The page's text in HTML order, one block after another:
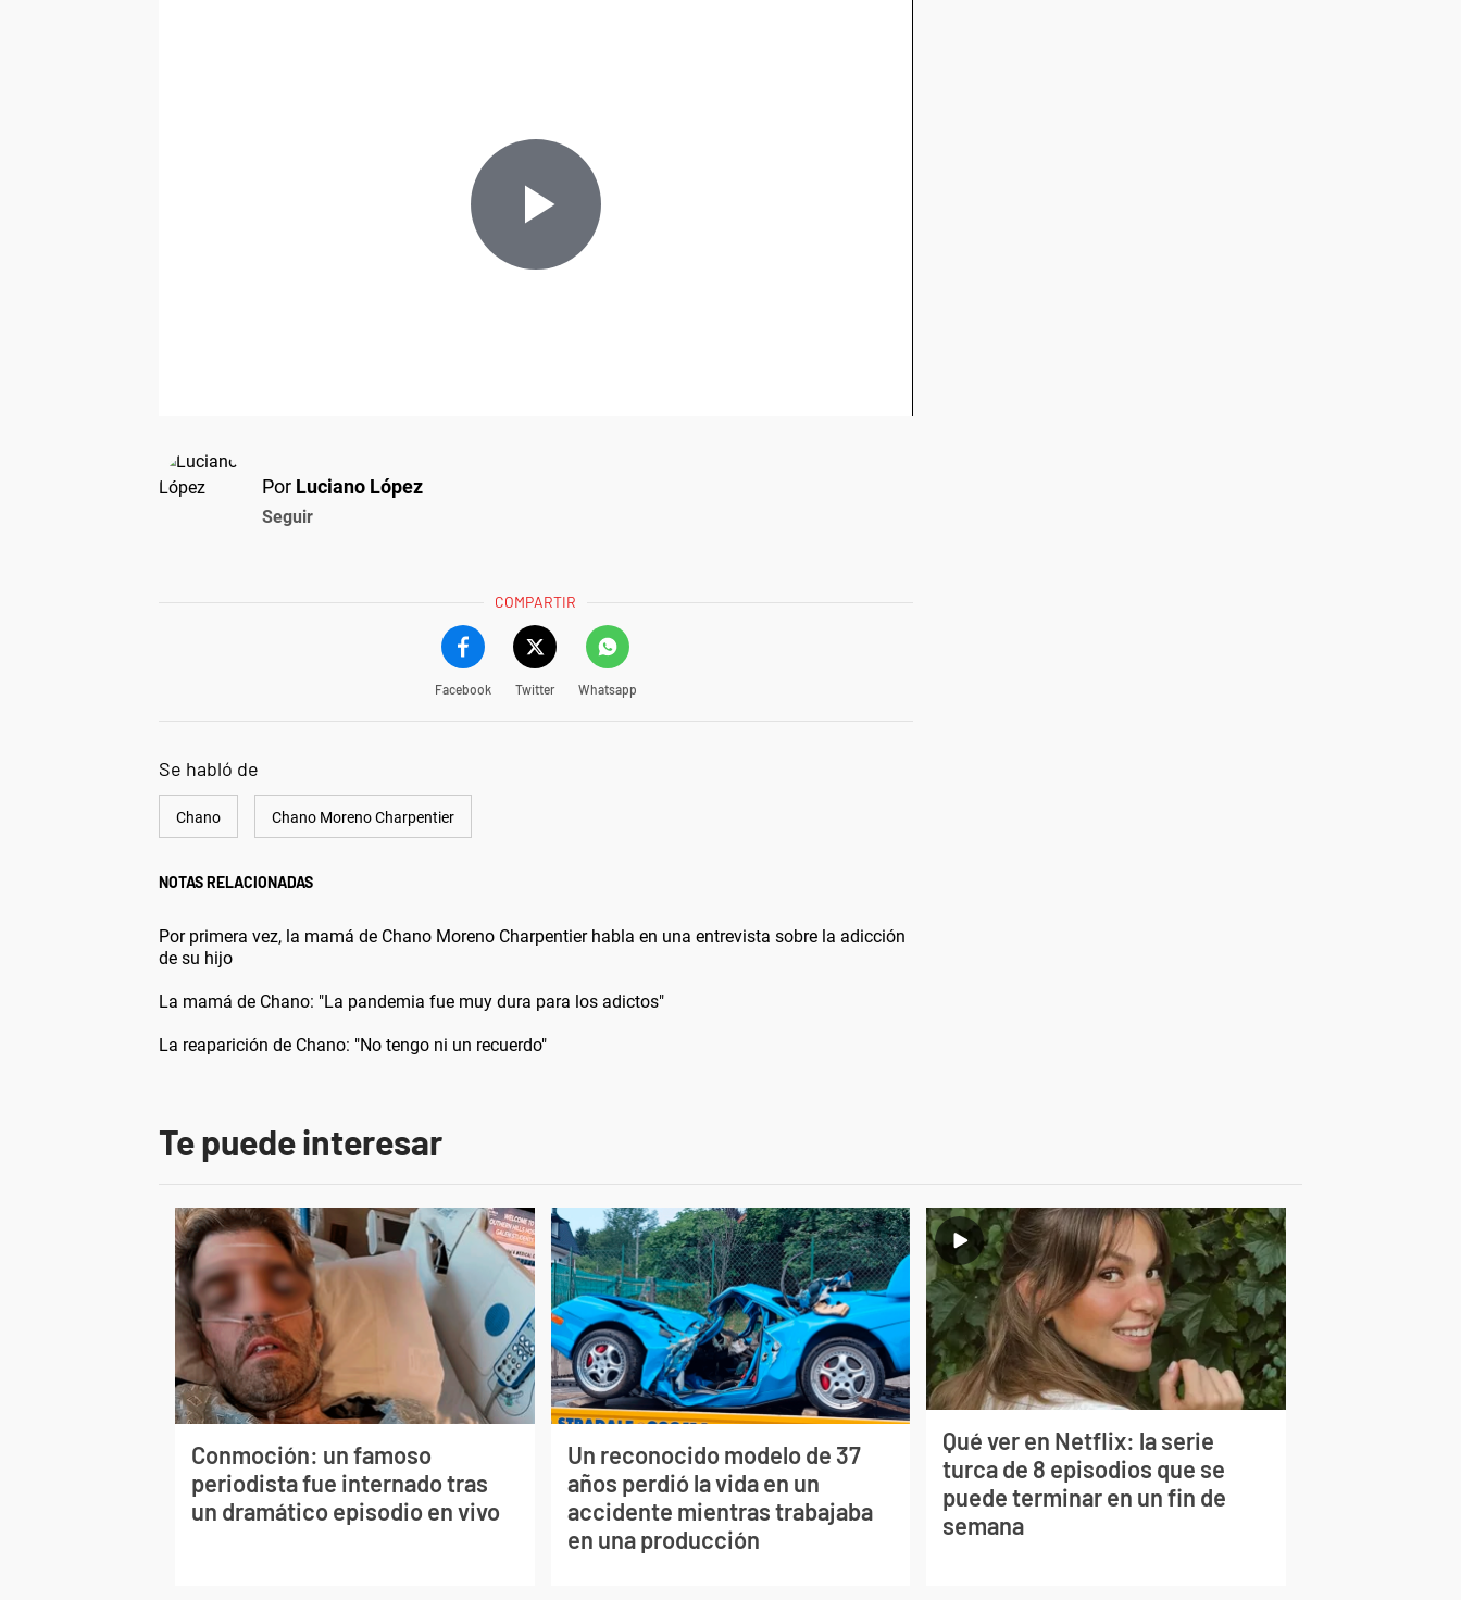
Por Luciano López
Seguir
COMPARTIR
Facebook Twitter Whatsapp
Se habló de
Chano Chano Moreno Charpentier
NOTAS RELACIONADAS
Por primera vez, la mamá de Chano Moreno Charpentier habla en una entrevista sobre la adicción
de su hijo
La mamá de Chano: "La pandemia fue muy dura para los adictos"
La reaparición de Chano: "No tengo ni un recuerdo"
Te puede interesar
Conmoción: un famoso
periodista fue internado tras
un dramático episodio en vivo
Un reconocido modelo de 37
años perdió la vida en un
accidente mientras trabajaba
en una producción
Qué ver en Netflix: la serie
turca de 8 episodios que se
puede terminar en un fin de
semana